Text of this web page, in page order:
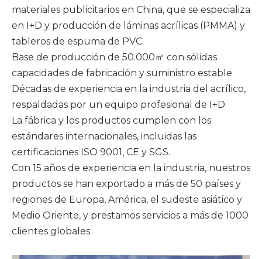
materiales publicitarios en China, que se especializa
en I+D y producción de láminas acrílicas (PMMA) y
tableros de espuma de PVC.
Base de producción de 50.000㎡ con sólidas
capacidades de fabricación y suministro estable
Décadas de experiencia en la industria del acrílico,
respaldadas por un equipo profesional de I+D
La fábrica y los productos cumplen con los
estándares internacionales, incluidas las
certificaciones ISO 9001, CE y SGS.
Con 15 años de experiencia en la industria, nuestros
productos se han exportado a más de 50 países y
regiones de Europa, América, el sudeste asiático y
Medio Oriente, y prestamos servicios a más de 1000
clientes globales.